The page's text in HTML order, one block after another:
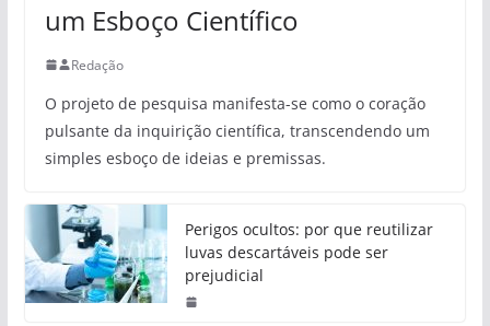
um Esboço Científico
Redação
O projeto de pesquisa manifesta-se como o coração
pulsante da inquirição científica, transcendendo um
simples esboço de ideias e premissas.
Perigos ocultos: por que reutilizar
luvas descartáveis pode ser
prejudicial